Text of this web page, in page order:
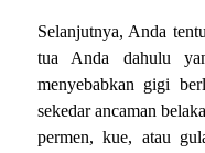
Selanjutnya, Anda
tua Anda dahulu
menyebabkan gigi
sekedar ancaman
permen, kue, atau